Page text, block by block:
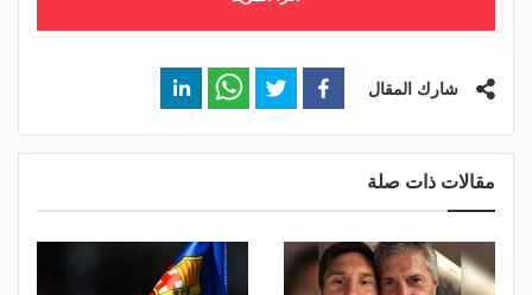
شارك المقال
مقالات ذات صلة